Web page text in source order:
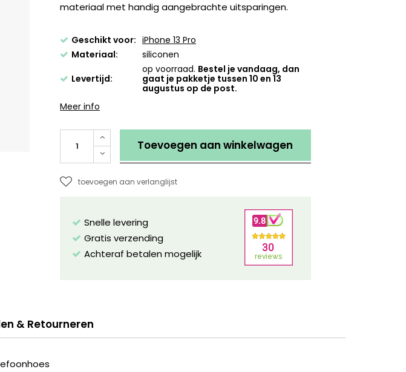
materiaal met handig aangebrachte uitsparingen.
Geschikt voor: iPhone 13 Pro
Materiaal:
siliconen
Levertijd:
op voorraad. Bestel je vandaag, dan
gaat je pakketje tussen 10 en 13
augustus op de post.
Meer info
Toevoegen aan winkelwagen
toevoegen aan verlanglijst
Snelle levering
Gratis verzending
Achteraf betalen mogelijk
& Retourneren